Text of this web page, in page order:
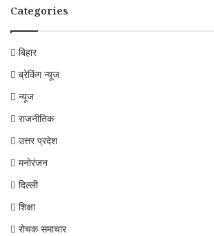
Categories
बिहार
ब्रेकिंग न्यूज
न्यूज
राजनीतिक
उत्तर प्रदेश
मनोरंजन
दिल्ली
शिक्षा
रोचक समाचार